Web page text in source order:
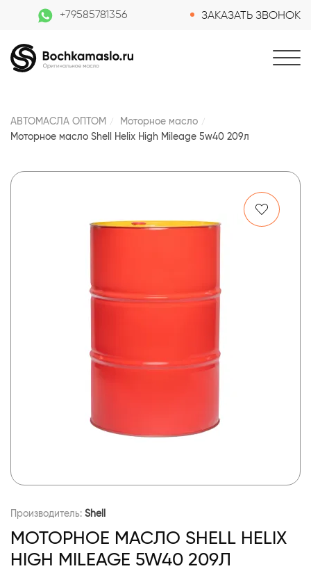
+79585781356 ЗАКАЗАТЬ ЗВОНОК
АВТОМАСЛА ОПТОМ
Моторное масло
Моторное масло Shell Helix High Mileage 5w40 209л
Производитель: Shell
МОТОРНОЕ МАСЛО SHELL HELIX
HIGH MILEAGE 5W40 209Л